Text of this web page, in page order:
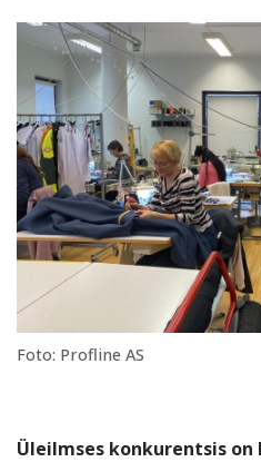
Foto: Profline AS
Üleilmses konkurentsis on